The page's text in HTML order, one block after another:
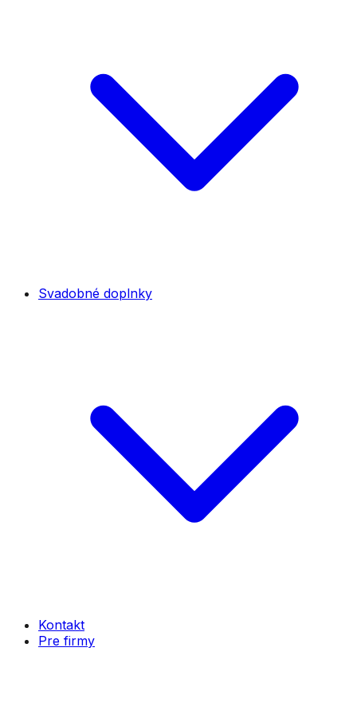
Svadobné doplnky
Kontakt
Pre firmy